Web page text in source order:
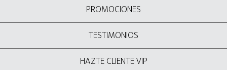
PROMOCIONES
TESTIMONIOS
HAZTE CLIENTE VIP